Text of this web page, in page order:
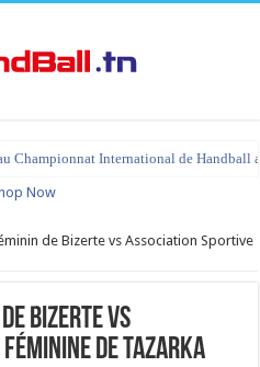
Championnat International de Handball
de Bizerte vs Association Sportive
Bizerte vs
de Tazarka